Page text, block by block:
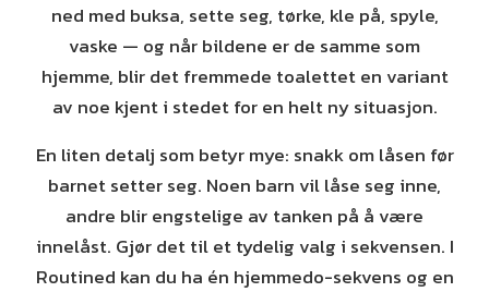
ned med buksa, sette seg, tørke, kle på, spyle,
vaske — og når bildene er de samme som
hjemme, blir det fremmede toalettet en variant
av noe kjent i stedet for en helt ny situasjon.
En liten detalj som betyr mye: snakk om låsen før
barnet setter seg. Noen barn vil låse seg inne,
andre blir engstelige av tanken på å være
innelåst. Gjør det til et tydelig valg i sekvensen. I
Routined kan du ha én hjemmedo-sekvens og en